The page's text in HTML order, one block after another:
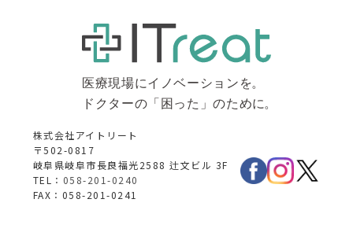
株式会社アイトリート
〒502-0817
岐阜県岐阜市長良福光2588 辻文ビル 3F
TEL： 058-201-0240
FAX：058-201-0241